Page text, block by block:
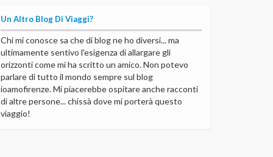
Un Altro Blog Di Viaggi?
Chi mi conosce sa che di blog ne ho diversi... ma
ultimamente sentivo l'esigenza di allargare gli
orizzonti come mi ha scritto un amico. Non potevo
parlare di tutto il mondo sempre sul blog
ioamofirenze. Mi piacerebbe ospitare anche racconti
di altre persone... chissà dove mi porterà questo
viaggio!